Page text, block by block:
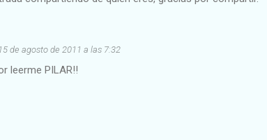
15 de agosto de 2011 a las 7:32
leerme PILAR!!